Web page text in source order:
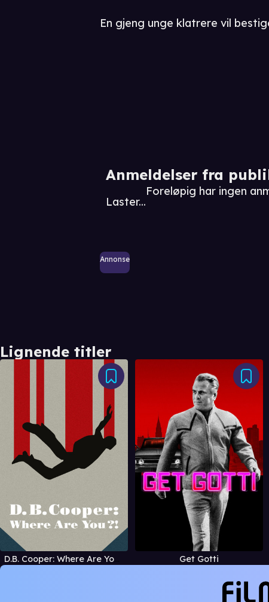
Anmeldelser fra
Laster...
Foreløpig har ingen
Annonse
En gjeng unge klatrere vil
Lignende titler
D.B. Cooper: Where Are You?! Get Gotti